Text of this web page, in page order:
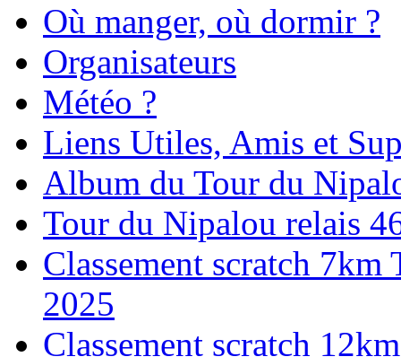
Où manger, où dormir ?
Organisateurs
Météo ?
Liens Utiles, Amis et
Album du Tour du
Tour du Nipalou relais
Classement scratch
2025
Classement scratch